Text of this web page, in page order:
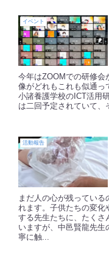
イベント
今年はZOOMでの研修会
像がどれもこれも似通っ
小諸養護学校のICT活用
は二回予定されていて
活動報告
まだ人の心が残ってい
れます。子供たちの変化
する先生たちに、たくさ
いますが、中邑賢龍先
寧に触...